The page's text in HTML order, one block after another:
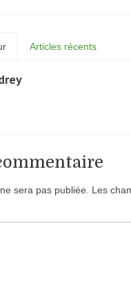
Articles récents
sera pas publiée. Les